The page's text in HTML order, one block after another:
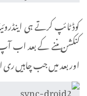
کوڈ ٹائپ کرتے ہی
کنکشن بننے کے بعد اب
اور بعد میں جب چاہیں ری